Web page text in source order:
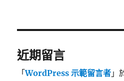
近期留言
「WordPress 示範留言者 」